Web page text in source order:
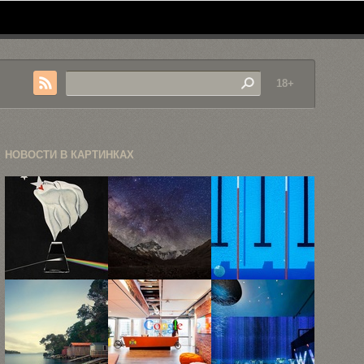
18+
НОВОСТИ В КАРТИНКАХ
Обложки
альбомов
превратили
в винтажную
...
Захватывающие
фотографии
Непала
«Вливайся»,
или серия
аэрофотографий
общественных
...